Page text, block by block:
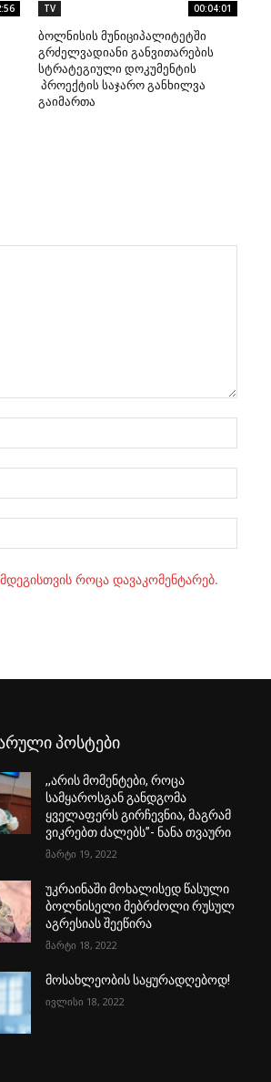
TV 00:04:01
ბოლნისის მუნიციპალიტეტში
გრძელვადიანი განვითარების
სტრატეგიული დოკუმენტის
პროექტის საჯარო განხილვა
გაიმართა
როცა დავაკომენტარებ.
პოსტები
,,არის მომენტები, როცა
სამყაროსგან განდგომა
ყველაფერს გირჩევნია, მაგრამ
ვიკრებთ ძალებს”- ნანა თვაური
მარტი 19, 2022
უკრაინაში მოხალისედ წასული
ბოლნისელი მებრძოლი რუსულ
აგრესიას შეეწირა
მარტი 18, 2022
მოსახლეობის საყურადღებოდ!
ივლისი 18, 2022